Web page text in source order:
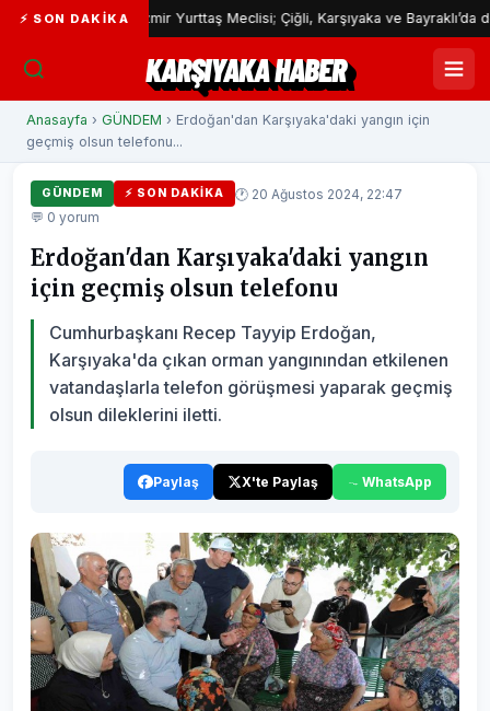
⚡ SON DAKIKA
İzmir Yurttaş Meclisi; Çiğli, Karşıyaka ve Bayraklı’da devam
KARŞIYAKA HABER
Anasayfa › GÜNDEM › Erdoğan'dan Karşıyaka'daki yangın için
geçmiş olsun telefonu...
GÜNDEM ⚡ SON DAKIKA
🕐 20 Ağustos 2024, 22:47
💬 0 yorum
Erdoğan'dan Karşıyaka'daki yangın
için geçmiş olsun telefonu
Cumhurbaşkanı Recep Tayyip Erdoğan,
Karşıyaka'da çıkan orman yangınından etkilenen
vatandaşlarla telefon görüşmesi yaparak geçmiş
olsun dileklerini iletti.
Paylaş X'te Paylaş WhatsApp